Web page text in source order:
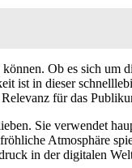
Ob es sich
ist in dieser
für das
Sie verwendet
Atmosphäre
in der digitalen